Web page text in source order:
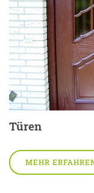
Türen
MEHR